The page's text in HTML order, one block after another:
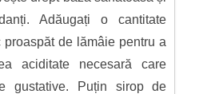
Adăugați o cantitate
de lămâie pentru a
aciditate necesară care
gustative. Puțin sirop de